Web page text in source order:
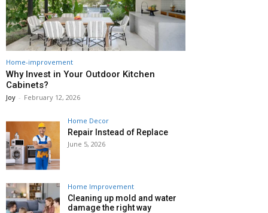
Home-improvement
Why Invest in Your Outdoor Kitchen
Cabinets?
Joy - February 12, 2026
Home Decor
Repair Instead of Replace
June 5, 2026
Home Improvement
Cleaning up mold and water
damage the right way